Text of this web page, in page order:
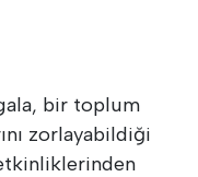
bir toplum
zorlayabildiği